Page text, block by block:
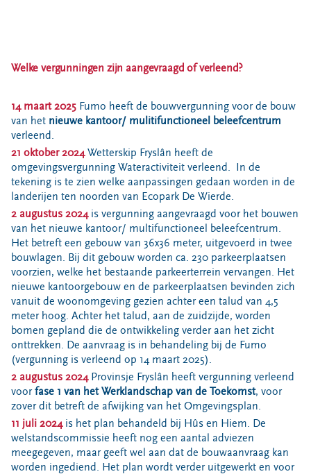
Welke vergunningen zijn aangevraagd of verleend?
14 maart 2025 Fumo heeft de bouwvergunning voor de bouw
van het nieuwe kantoor/ mulitifunctioneel beleefcentrum
verleend.
21 oktober 2024Wetterskip Fryslân heeft de
omgevingsvergunning Wateractiviteit verleend. In de
tekening is te zien welke aanpassingen gedaan worden in de
landerijen ten noorden van Ecopark De Wierde.
2 augustus 2024is vergunning aangevraagd voor het bouwen
van het nieuwe kantoor/ multifunctioneel beleefcentrum.
Het betreft een gebouw van 36x36 meter, uitgevoerd in twee
bouwlagen. Bij dit gebouw worden ca. 230 parkeerplaatsen
voorzien, welke het bestaande parkeerterrein vervangen. Het
nieuwe kantoorgebouw en de parkeerplaatsen bevinden zich
vanuit de woonomgeving gezien achter een talud van 4,5
meter hoog. Achter het talud, aan de zuidzijde, worden
bomen gepland die de ontwikkeling verder aan het zicht
onttrekken. De aanvraag is in behandeling bij de Fumo
(vergunning is verleend op 14 maart 2025).
2 augustus 2024Provinsje Fryslân heeft vergunning verleend
voorfase 1 van het Werklandschap van de Toekomst, voor
zover dit betreft de afwijking van het Omgevingsplan.
11 juli 2024is het plan behandeld bij Hûs en Hiem. De
welstandscommissie heeft nog een aantal adviezen
meegegeven, maar geeft wel aan dat de bouwaanvraag kan
worden ingediend. Het plan wordt verder uitgewerkt en voor